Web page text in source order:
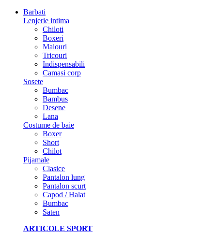
Barbati
Lenjerie intima
Chiloti
Boxeri
Maiouri
Tricouri
Indispensabili
Camasi corp
Sosete
Bumbac
Bambus
Desene
Lana
Costume de baie
Boxer
Short
Chilot
Pijamale
Clasice
Pantalon lung
Pantalon scurt
Capod / Halat
Bumbac
Saten
ARTICOLE SPORT